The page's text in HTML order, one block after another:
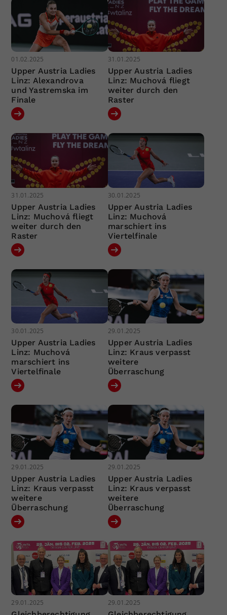
01.02.2025
Upper Austria Ladies
Linz: Alexandrova
und Yastremska im
Finale
31.01.2025
Upper Austria Ladies
Linz: Muchová fliegt
weiter durch den
Raster
31.01.2025
Upper Austria Ladies
Linz: Muchová fliegt
weiter durch den
Raster
30.01.2025
Upper Austria Ladies
Linz: Muchová
marschiert ins
Viertelfinale
30.01.2025
Upper Austria Ladies
Linz: Muchová
marschiert ins
Viertelfinale
29.01.2025
Upper Austria Ladies
Linz: Kraus verpasst
weitere
Überraschung
29.01.2025
Upper Austria Ladies
Linz: Kraus verpasst
weitere
Überraschung
29.01.2025
Upper Austria Ladies
Linz: Kraus verpasst
weitere
Überraschung
29.01.2025 29.01.2025